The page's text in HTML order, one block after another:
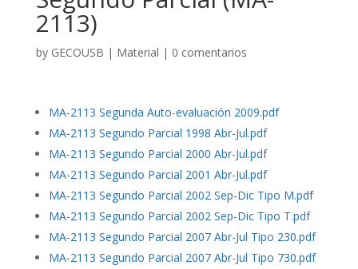
2113)
by GECOUSB | Material | 0 comentarios
MA-2113 Segunda Auto-evaluación 2009.pdf
MA-2113 Segundo Parcial 1998 Abr-Jul.pdf
MA-2113 Segundo Parcial 2000 Abr-Jul.pdf
MA-2113 Segundo Parcial 2001 Abr-Jul.pdf
MA-2113 Segundo Parcial 2002 Sep-Dic Tipo M.pdf
MA-2113 Segundo Parcial 2002 Sep-Dic Tipo T.pdf
MA-2113 Segundo Parcial 2007 Abr-Jul Tipo 230.pdf
MA-2113 Segundo Parcial 2007 Abr-Jul Tipo 730.pdf